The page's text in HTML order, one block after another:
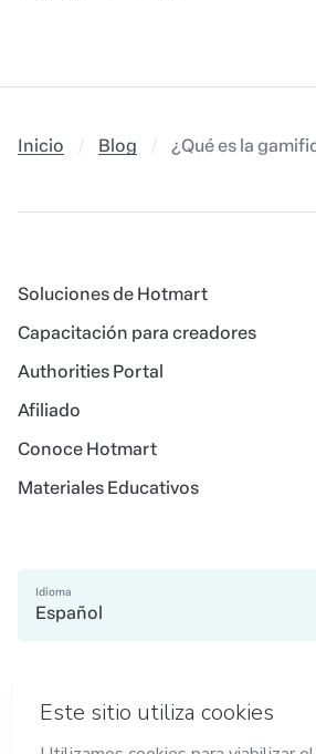
Inicio Blog ¿Qué es la
Soluciones de Hotmart
Capacitación para creadores
Authorities Portal
Afiliado
Conoce Hotmart
Materiales Educativos
Idioma
Español
Hecho con en Belo Horizonte